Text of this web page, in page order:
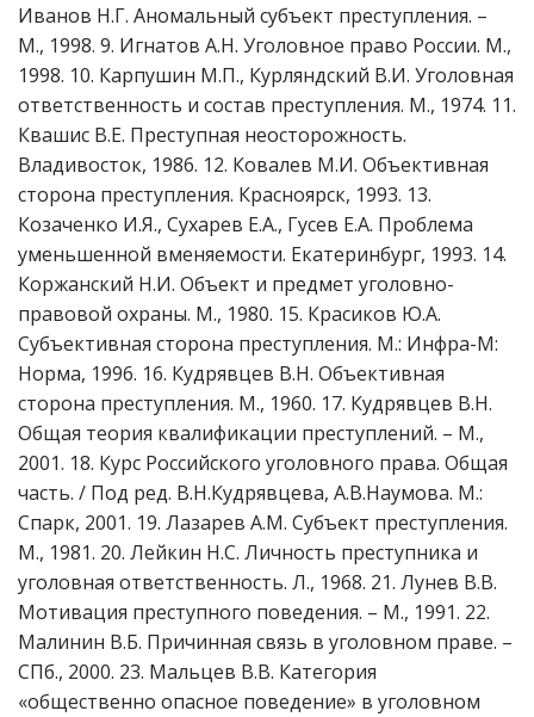
Иванов Н.Г. Аномальный субъект преступления. –
М., 1998. 9. Игнатов А.Н. Уголовное право России. М.,
1998. 10. Карпушин М.П., Курляндский В.И. Уголовная
ответственность и состав преступления. М., 1974. 11.
Квашис В.Е. Преступная неосторожность.
Владивосток, 1986. 12. Ковалев М.И. Объективная
сторона преступления. Красноярск, 1993. 13.
Козаченко И.Я., Сухарев Е.А., Гусев Е.А. Проблема
уменьшенной вменяемости. Екатеринбург, 1993. 14.
Коржанский Н.И. Объект и предмет уголовно-
правовой охраны. М., 1980. 15. Красиков Ю.А.
Субъективная сторона преступления. М.: Инфра-М:
Норма, 1996. 16. Кудрявцев В.Н. Объективная
сторона преступления. М., 1960. 17. Кудрявцев В.Н.
Общая теория квалификации преступлений. – М.,
2001. 18. Курс Российского уголовного права. Общая
часть. / Под ред. В.Н.Кудрявцева, А.В.Наумова. М.:
Спарк, 2001. 19. Лазарев А.М. Субъект преступления.
М., 1981. 20. Лейкин Н.С. Личность преступника и
уголовная ответственность. Л., 1968. 21. Лунев В.В.
Мотивация преступного поведения. – М., 1991. 22.
Малинин В.Б. Причинная связь в уголовном праве. –
СПб., 2000. 23. Мальцев В.В. Категория
«общественно опасное поведение» в уголовном